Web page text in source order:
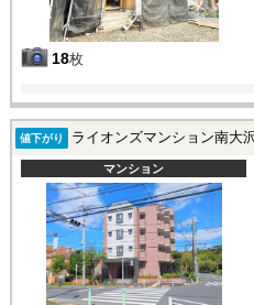
18枚
値下がり ライオンズマンション南大沢|
マンション